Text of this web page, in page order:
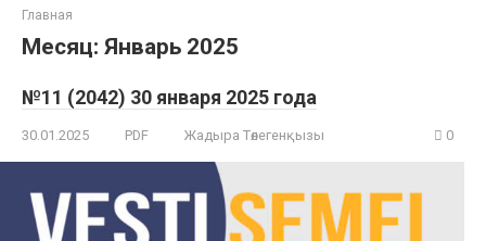
Главная
Месяц: Январь 2025
№11 (2042) 30 января 2025 года
30.01.2025 PDF Жадыра Төлегенқызы 0